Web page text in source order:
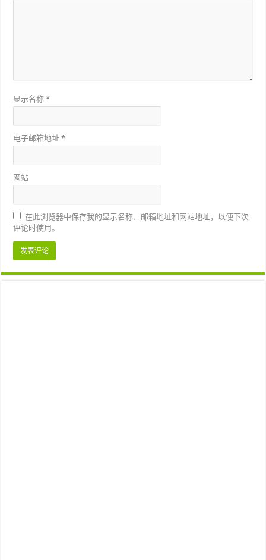
显示名称*
电子邮箱地址*
网站
在此浏览器中保存我的显示名称、邮箱地址和网站地址，以便下次
评论时使用。